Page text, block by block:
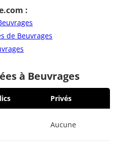
:
de Beuvrages
à Beuvrages
Privés
Aucune